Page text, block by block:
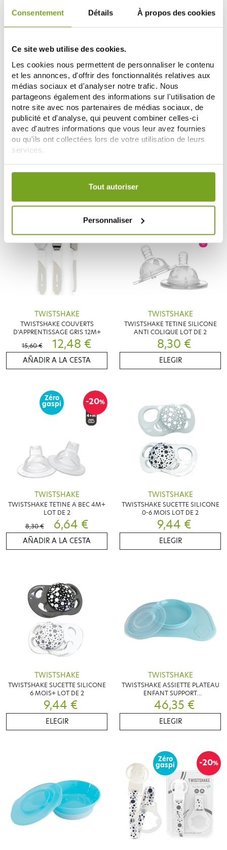
Consentement Détails À propos des cookies
Ce site web utilise des cookies.
Les cookies nous permettent de personnaliser le contenu
et les annonces, d'offrir des fonctionnalités relatives aux
médias sociaux et d'analyser notre trafic. Nous
partageons également des informations sur l'utilisation de
notre site avec nos partenaires de médias sociaux, de
publicité et d'analyse, qui peuvent combiner celles-ci
avec d'autres informations que vous leur avez fournies
ou qu'ils ont collectées lors de votre utilisation de leurs
services.
Votre choix de consentement est conservé pendant une
Tout autoriser
Personnaliser
TWISTSHAKE
TWISTSHAKE CUILLERES
INCURVEES GRIS X3
TWISTSHAKE
TWISTSHAKE COUVERTS
-20%
TWISTSHAKE
TWISTSHAKE COUVERTS
D'APPRENTISSAGE GRIS 12M+
15,60 €
12,48 €
AÑADIR A LA CESTA
TWISTSHAKE
TWISTSHAKE TETINE SILICONE
ANTI COLIQUE LOT DE 2
8,30 €
ELEGIR
-20%
Zéro
gaspi
TWISTSHAKE
TWISTSHAKE TETINE A BEC 4M+
LOT DE 2
8,30 €
6,64 €
AÑADIR A LA CESTA
TWISTSHAKE
TWISTSHAKE SUCETTE SILICONE
0-6 MOIS LOT DE 2
9,44 €
ELEGIR
TWISTSHAKE
TWISTSHAKE SUCETTE SILICONE
6 MOIS+ LOT DE 2
9,44 €
ELEGIR
TWISTSHAKE
TWISTSHAKE ASSIETTE PLATEAU
ENFANT SUPPORT
ANTIDERAPANT 6 M+
46,35 €
ELEGIR
-20%
Zéro
gaspi